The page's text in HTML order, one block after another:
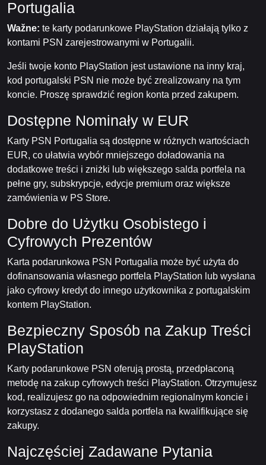
Portugalia
Wažne: te karty podarunkowe PlayStation działają tylko z
kontami PSN zarejestrowanymi w Portugalii.
Jeśli twoje konto PlayStation jest ustawione na inny kraj,
kod portugalski PSN nie może być zrealizowany na tym
koncie. Proszę sprawdzić region konta przed zakupem.
Dostępne Nominały w EUR
Karty PSN Portugalia są dostępne w różnych wartościach
EUR, co ułatwia wybór mniejszego doładowania na
dodatkowe treści i zniżki lub większego salda portfela na
pełne gry, subskrypcje, edycje premium oraz większe
zamówienia w PS Store.
Dobre do Użytku Osobistego i
Cyfrowych Prezentów
Karta podarunkowa PSN Portugalia może być użyta do
dofinansowania własnego portfela PlayStation lub wysłana
jako cyfrowy kredyt do innego użytkownika z portugalskim
kontem PlayStation.
Bezpieczny Sposób na Zakup Treści
PlayStation
Karty podarunkowe PSN oferują prostą, przedpłaconą
metodę na zakup cyfrowych treści PlayStation. Otrzymujesz
kod, realizujesz go na odpowiednim regionalnym koncie i
korzystasz z dodanego salda portfela na kwalifikujące się
zakupy.
Najczęściej Zadawane Pytania